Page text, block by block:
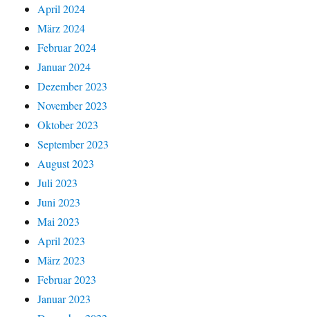
April 2024
März 2024
Februar 2024
Januar 2024
Dezember 2023
November 2023
Oktober 2023
September 2023
August 2023
Juli 2023
Juni 2023
Mai 2023
April 2023
März 2023
Februar 2023
Januar 2023